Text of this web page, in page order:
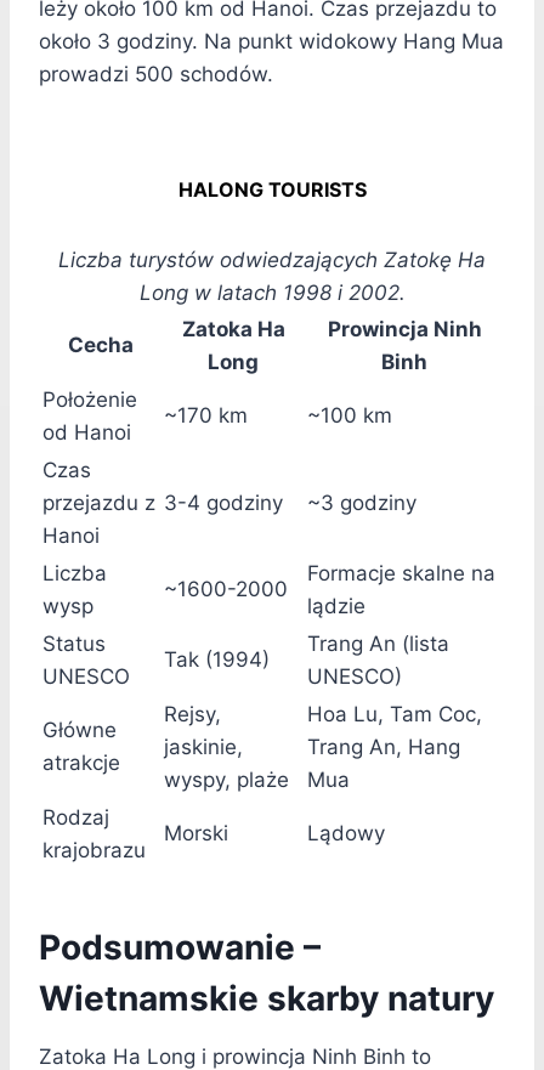
leży około 100 km od Hanoi. Czas przejazdu to
około 3 godziny. Na punkt widokowy Hang Mua
prowadzi 500 schodów.
HALONG TOURISTS
Liczba turystów odwiedzających Zatokę Ha
Long w latach 1998 i 2002.
Cecha
Zatoka Ha
Long
Prowincja Ninh
Binh
Położenie
od Hanoi
~170 km ~100 km
Czas
przejazdu z
Hanoi
3-4 godziny ~3 godziny
Liczba
wysp
~1600-2000
Formacje skalne na
lądzie
Status
UNESCO
Tak (1994)
Trang An (lista
UNESCO)
Główne
atrakcje
Rejsy,
jaskinie,
wyspy, plaże
Hoa Lu, Tam Coc,
Trang An, Hang
Mua
Rodzaj
krajobrazu
Morski Lądowy
Podsumowanie –
Wietnamskie skarby natury
Zatoka Ha Long i prowincja Ninh Binh to